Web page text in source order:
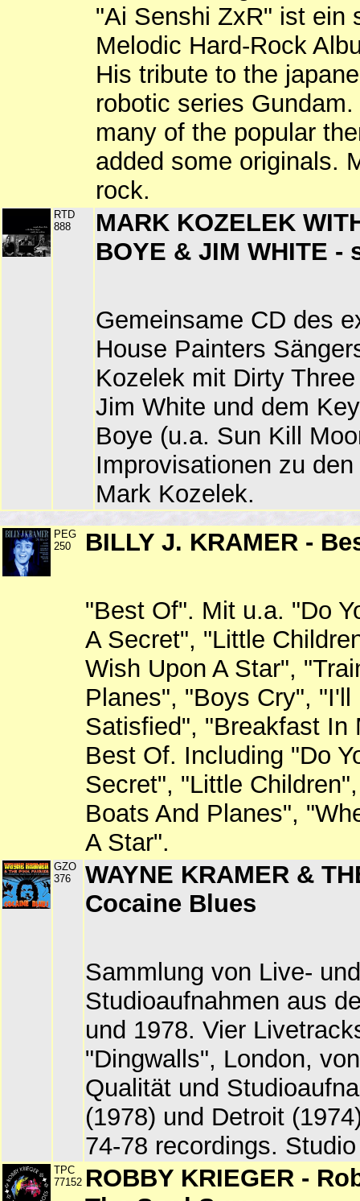
"Ai Senshi ZxR" ist ein
Melodic Hard-Rock
His tribute to the
robotic series
many of the popular
added some originals.
rock.
RTD
888
MARK KOZELEK
BOYE & JIM WHITE -
Gemeinsame CD des
House Painters
Kozelek mit Dirty
Jim White und dem
Boye (u.a. Sun Kill
Improvisationen zu
Mark Kozelek.
PEG
250
BILLY J. KRAMER -
"Best Of". Mit u.a. "Do
A Secret", "Little
Wish Upon A Star",
Planes", "Boys Cry", "I'll
Satisfied", "Breakfast In
Best Of. Including "Do
Secret", "Little
Boats And Planes",
A Star".
GZO
376
WAYNE KRAMER &
Cocaine Blues
Sammlung von Live- und
Studioaufnahmen aus
und 1978. Vier
"Dingwalls", London,
Qualität und
(1978) und Detroit
74-78 recordings.
TPC
77152 ROBBY KRIEGER -